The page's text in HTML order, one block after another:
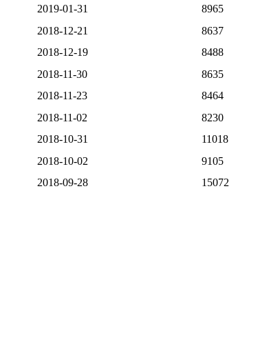
2019-01-31
8965
2018-12-21
8637
2018-12-19
8488
2018-11-30
8635
2018-11-23
8464
2018-11-02
8230
2018-10-31
11018
2018-10-02
9105
2018-09-28 15072